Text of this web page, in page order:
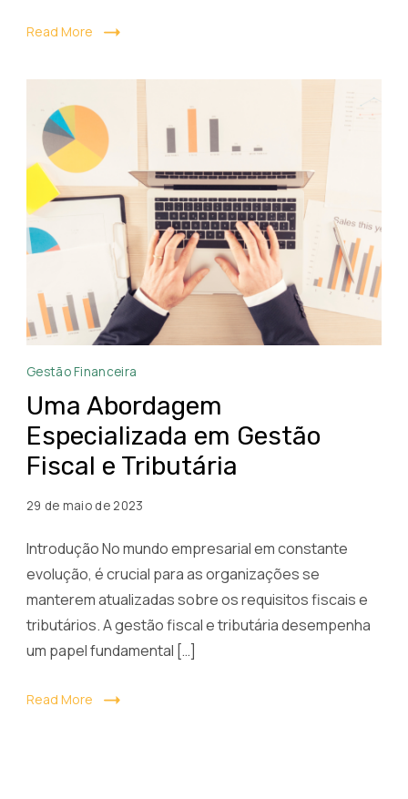
Read More
Uma
Especializada
em
Gestão
e
Gestão Financeira
Uma Abordagem
Especializada em Gestão
Fiscal e Tributária
29 de maio de 2023
Introdução No mundo empresarial em constante
evolução, é crucial para as organizações se
manterem atualizadas sobre os requisitos fiscais e
tributários. A gestão fiscal e tributária desempenha
um papel fundamental […]
Read More